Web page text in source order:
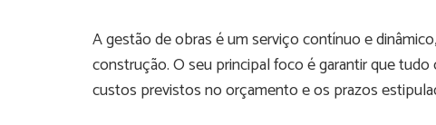
A gestão de obras é um serviço contínuo e
construção. O seu principal foco é garantir que
custos previstos no orçamento e os prazos